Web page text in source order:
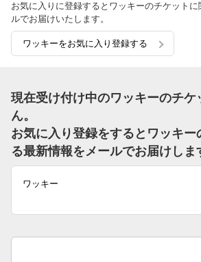
お気に入りに登録するとワッキーのチケット
ルでお届けいたします。
ワッキーをお気に入り登録する
現在受け付け中のワッキーのチケ
ん。
お気に入り登録をするとワッキー
る最新情報をメールでお届けしま
ワッキー